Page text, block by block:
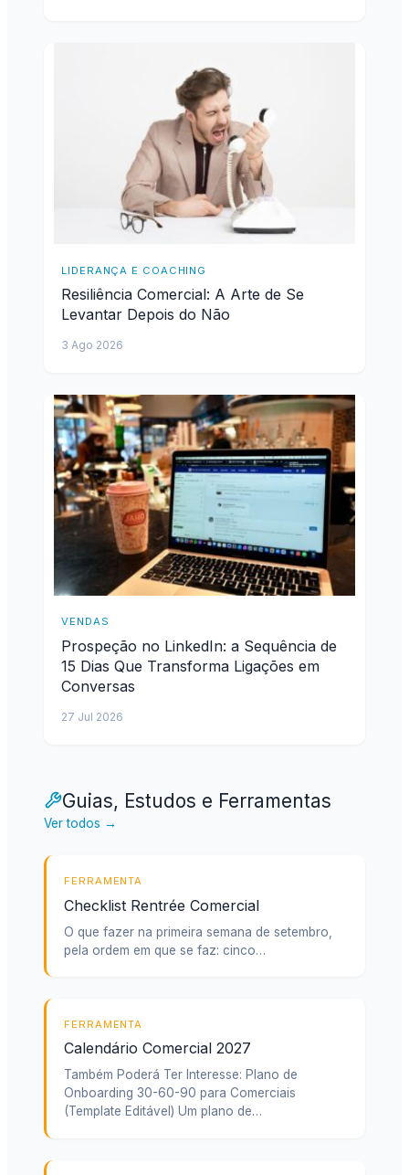
LIDERANÇA E COACHING
Resiliência Comercial: A Arte de Se
Levantar Depois do Não
3 Ago 2026
VENDAS
Prospeção no LinkedIn: a Sequência de
15 Dias Que Transforma Ligações em
Conversas
27 Jul 2026
Guias, Estudos e Ferramentas
Ver todos →
FERRAMENTA
Checklist Rentrée Comercial
O que fazer na primeira semana de setembro,
pela ordem em que se faz: cinco…
FERRAMENTA
Calendário Comercial 2027
Também Poderá Ter Interesse: Plano de
Onboarding 30-60-90 para Comerciais
(Template Editável) Um plano de…